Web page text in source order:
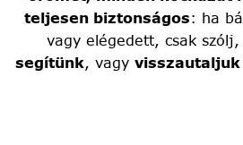
teljesen biztonságos: ha
vagy elégedett, csak szólj,
segítünk, vagy